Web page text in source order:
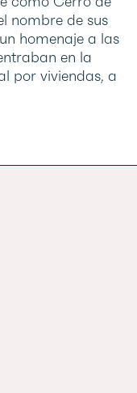
nombre de sus
homenaje a las
en la
por viviendas, a